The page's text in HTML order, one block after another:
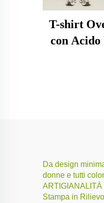
T-shirt
con Acido
Da design
donne e tutti
Stampa in Rilievo